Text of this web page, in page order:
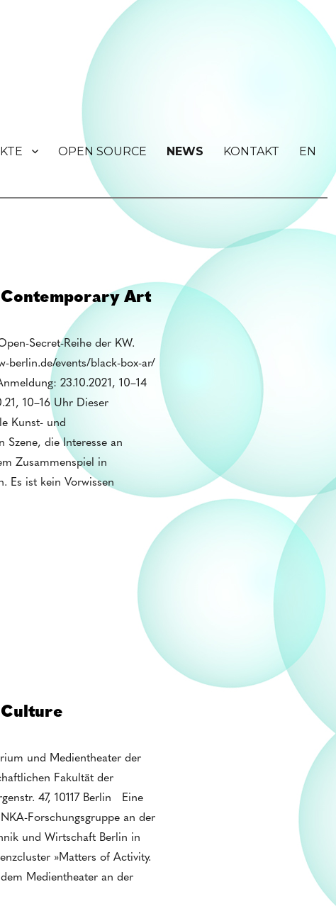
OPEN SOURCE NEWS KONTAKT EN
Contemporary Art
Secret-Reihe der KW.
berlin.de/events/black-box-ar/
23.10.2021, 10–14
10–16 Uhr Dieser
Kunst- und
Szene, die Interesse an
Zusammenspiel in
Es ist kein Vorwissen
und Medientheater der
Fakultät der
47, 10117 Berlin Eine
Forschungsgruppe an der
und Wirtschaft Berlin in
»Matters of Activity.
Medientheater an der